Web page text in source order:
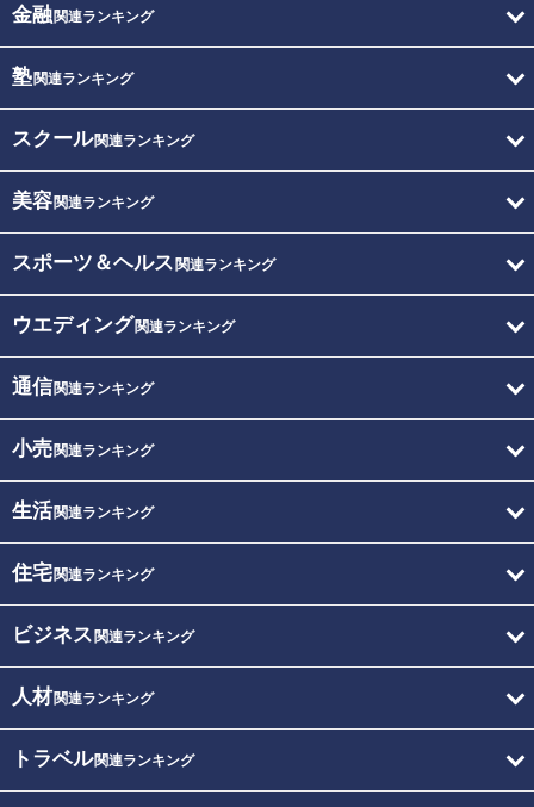
金融関連ランキング
塾関連ランキング
スクール関連ランキング
美容関連ランキング
スポーツ＆ヘルス 関連ランキング
ウエディング関連ランキング
通信関連ランキング
小売関連ランキング
生活関連ランキング
住宅関連ランキング
ビジネス 関連ランキング
人材関連ランキング
トラベル関連ランキング